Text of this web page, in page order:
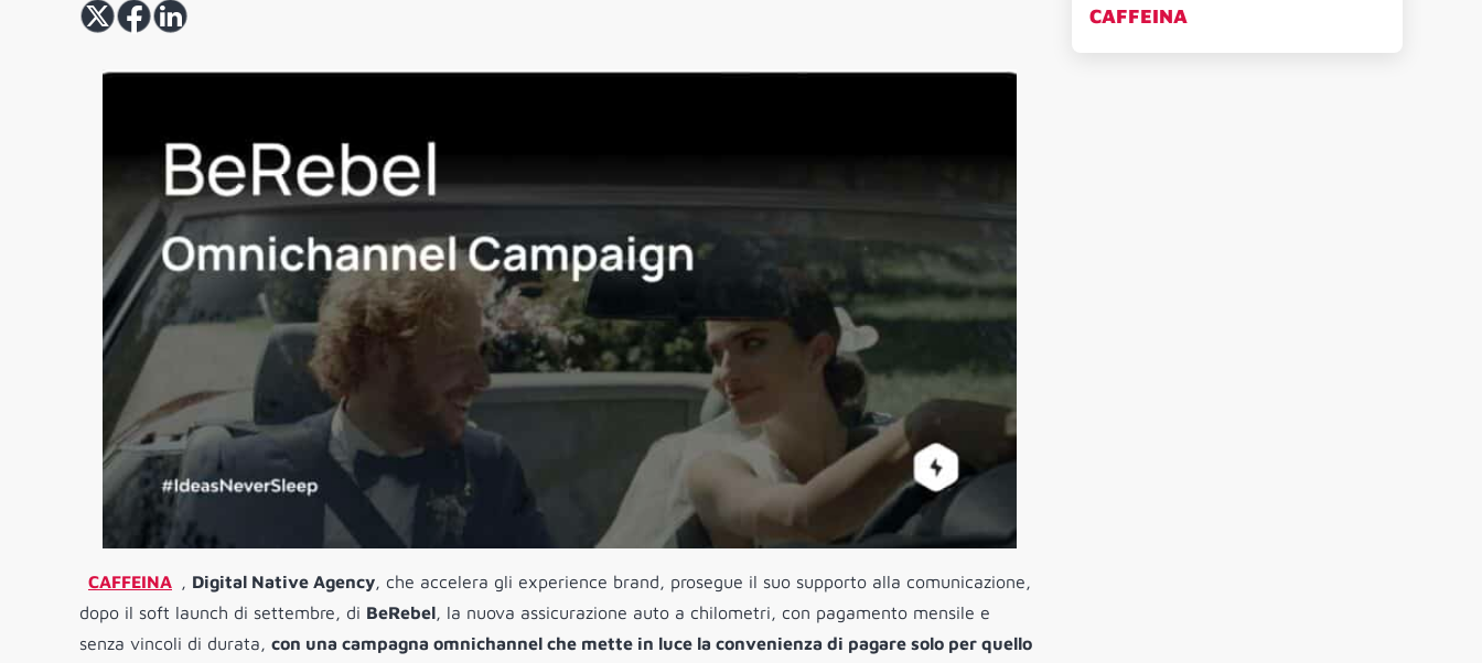
CAFFEINA
CAFFEINA , Digital Native Agency, che accelera gli experience brand, prosegue il suo supporto alla comunicazione,
dopo il soft launch di settembre, di BeRebel, la nuova assicurazione auto a chilometri, con pagamento mensile e
senza vincoli di durata, con una campagna omnichannel che mette in luce la convenienza di pagare solo per quello